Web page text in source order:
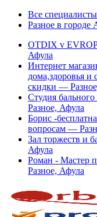
Все
Разное в городе
OTDIX v
Афула
Интернет
дома,здоровья
скидки —
Студия
Разное, Афула
Борис -
вопросам —
Зал торжеств и
Афула
Роман - Мастер
Разное, Афула